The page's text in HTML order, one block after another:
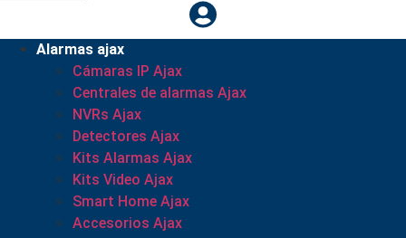
Alarmas ajax
Cámaras IP Ajax
Centrales de alarmas Ajax
NVRs Ajax
Detectores Ajax
Kits Alarmas Ajax
Kits Video Ajax
Smart Home Ajax
Accesorios Ajax